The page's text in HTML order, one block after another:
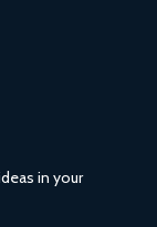
in your